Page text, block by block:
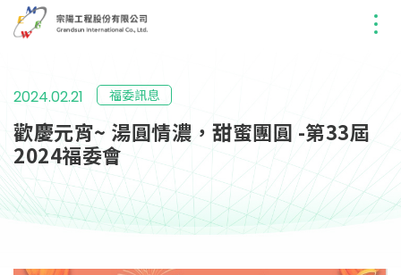
2024.02.21 福委訊息
歡慶元宵~ 湯圓情濃，甜蜜團圓 -第33屆
2024福委會